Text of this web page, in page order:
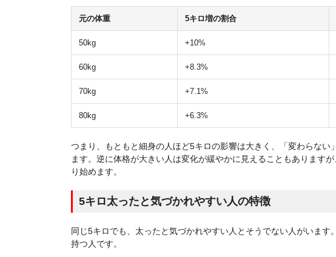
元の体重 5キロ増の割合
50kg +10%
60kg +8.3%
70kg +7.1%
80kg +6.3%
つまり、もともと細身の人ほど5キロの影響は大きく、「変わらない
ます。逆に体格が大きい人は変化が緩やかに見えることもあります
り始めます。
5キロ太ったと気づかれやすい人の特徴
同じ5キロでも、太ったと気づかれやすい人とそうでない人がいます
持つ人です。